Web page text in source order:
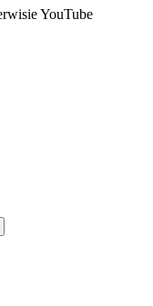
YouTube